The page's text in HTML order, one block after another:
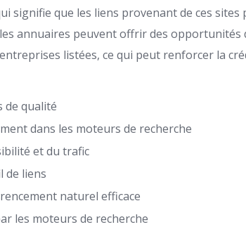
signifie que les liens provenant de ces
annuaires peuvent offrir des
listées, ce qui peut renforcer la
de qualité
dans les moteurs de recherche
et du trafic
de liens
naturel efficace
les moteurs de recherche